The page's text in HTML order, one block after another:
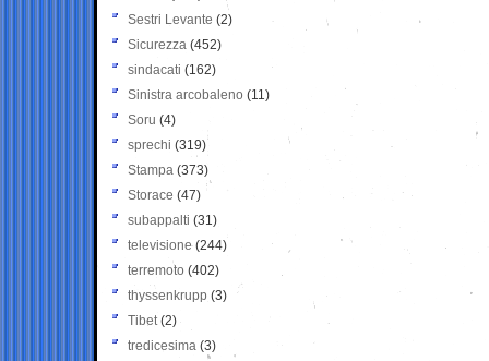
Sestri Levante (2)
Sicurezza (452)
sindacati (162)
Sinistra arcobaleno (11)
Soru (4)
sprechi (319)
Stampa (373)
Storace (47)
subappalti (31)
televisione(244)
terremoto (402)
thyssenkrupp (3)
Tibet(2)
tredicesima (3)